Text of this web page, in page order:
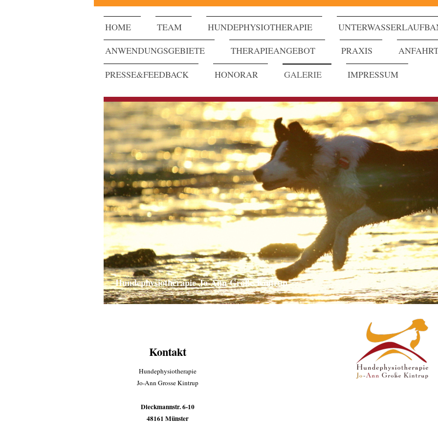
HOME TEAM HUNDEPHYSIOTHERAPIE
ANWENDUNGSGEBIETE THERAPIEANGEBOT PRAXIS
PRESSE&FEEDBACK HONORAR GALERIE IMPRESSUM
Hundephysiotherapie Jo-Ann Große Kintrup
Kontakt
Hundephysiotherapie
Jo-Ann Grosse Kintrup
Dieckmannstr. 6-10
48161 Münster